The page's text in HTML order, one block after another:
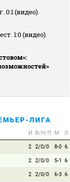
0:1 (видео).
1:0 (видео).
ЛИГА
И В/Н/П М О
2 2/0/0 8-0 6
2 2/0/0 5-1 6
2 2/0/0 6-3 6